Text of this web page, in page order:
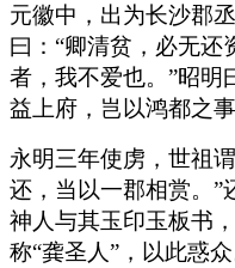
元徽中，出为长沙郡
曰：“卿清贫，必无还
者，我不爱也。”昭明
益上府，岂以鸿都之
永明三年使虏，世祖
还，当以一郡相赏。”
神人与其玉印玉板书
称“龚圣人”，以此惑